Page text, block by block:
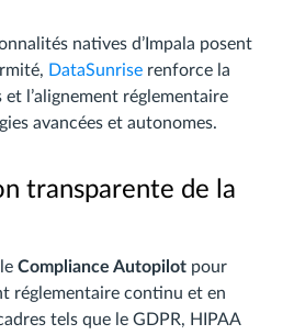
natives d’Impala posent
DataSunrise renforce la
l’alignement réglementaire
avancées et autonomes.
transparente de la
Compliance Autopilot pour
réglementaire continu et en
tels que le GDPR, HIPAA